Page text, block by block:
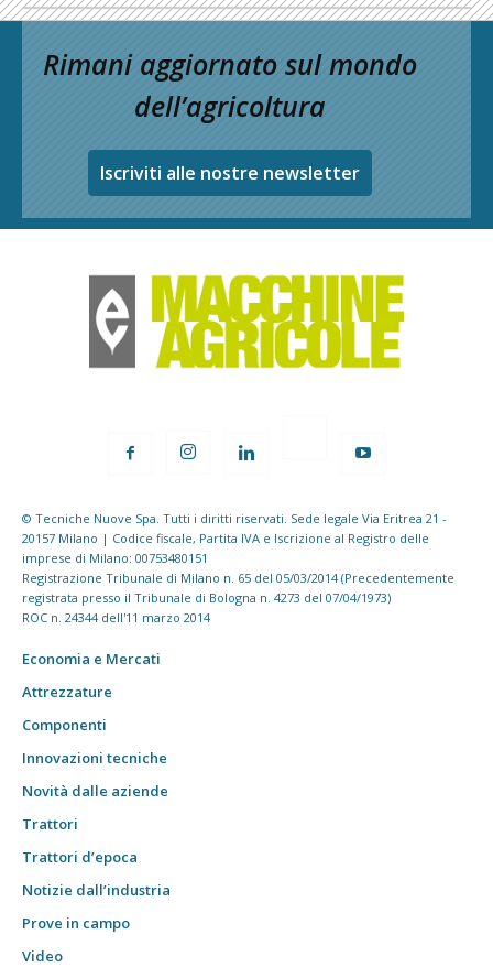
Rimani aggiornato sul mondo
dell’agricoltura
Iscriviti alle nostre newsletter
© Tecniche Nuove Spa. Tutti i diritti riservati. Sede legale Via Eritrea 21 -
20157 Milano | Codice fiscale, Partita IVA e Iscrizione al Registro delle
imprese di Milano: 00753480151
Registrazione Tribunale di Milano n. 65 del 05/03/2014 (Precedentemente
registrata presso il Tribunale di Bologna n. 4273 del 07/04/1973)
ROC n. 24344 dell'11 marzo 2014
Economia e Mercati
Attrezzature
Componenti
Innovazioni tecniche
Novità dalle aziende
Trattori
Trattori d’epoca
Notizie dall’industria
Prove in campo
Video